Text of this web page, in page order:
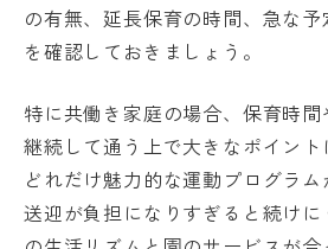
の有無、延長保育の時間、急な
を確認しておきましょう。
特に共働き家庭の場合、保育時
継続して通う上で大きなポイント
どれだけ魅力的な運動プログラ
送迎が負担になりすぎると続け